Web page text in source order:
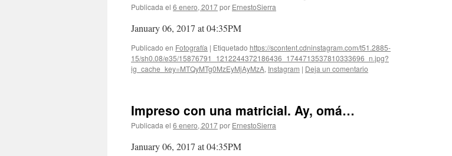
Publicada el 6 enero, 2017por ErnestoSierra
January 06, 2017 at 04:35PM
Publicado en Fotografía | Etiquetado https://scontent.cdninstagram.com/t51.2885-
15/sh0.08/e35/15876791_1212244372186436_1744713537810333696_n.jpg?
ig_cache_key=MTQyMTg0MzEyMjAyMzA, Instagram | Deja un comentario
Impreso con una matricial. Ay, omá…
Publicada el 6 enero, 2017por ErnestoSierra
January 06, 2017 at 04:35PM